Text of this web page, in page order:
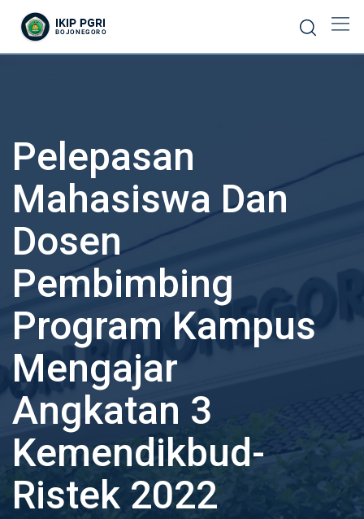
Pelepasan
Mahasiswa Dan
Dosen
Pembimbing
Program Kampus
Mengajar
Angkatan 3
Kemendikbud-
Ristek 2022